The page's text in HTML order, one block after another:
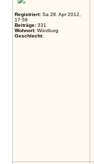
Registriert: Sa 28. Apr 2012,
17:59
Beiträge: 331
Wohnort: Würzburg
Geschlecht: